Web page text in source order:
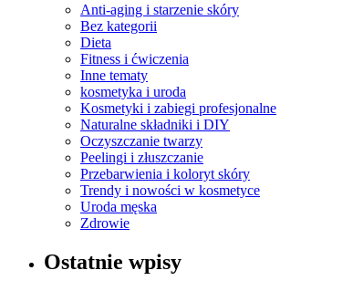
Anti-aging i starzenie skóry
Bez kategorii
Dieta
Fitness i ćwiczenia
Inne tematy
kosmetyka i uroda
Kosmetyki i zabiegi profesjonalne
Naturalne składniki i DIY
Oczyszczanie twarzy
Peelingi i złuszczanie
Przebarwienia i koloryt skóry
Trendy i nowości w kosmetyce
Uroda męska
Zdrowie
Ostatnie wpisy